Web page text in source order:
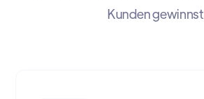
Kunden gewinnst.